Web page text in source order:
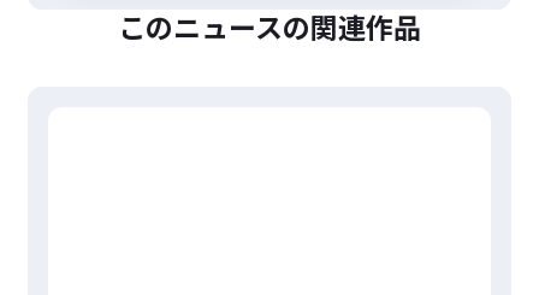
このニュースの関連作品